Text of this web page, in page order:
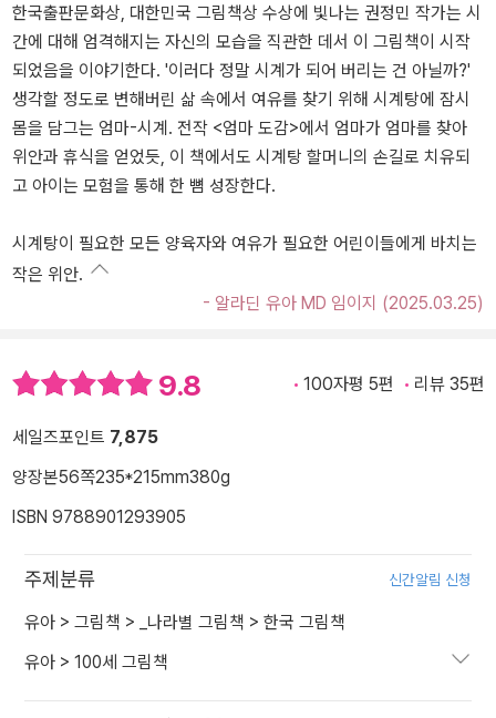
한국출판문화상, 대한민국 그림책상 수상에 빛나는 권정민 작가는 시
간에 대해 엄격해지는 자신의 모습을 직관한 데서 이 그림책이 시작
되었음을 이야기한다. '이러다 정말 시계가 되어 버리는 건 아닐까?'
생각할 정도로 변해버린 삶 속에서 여유를 찾기 위해 시계탕에 잠시
몸을 담그는 엄마-시계. 전작 <엄마 도감>에서 엄마가 엄마를 찾아
위안과 휴식을 얻었듯, 이 책에서도 시계탕 할머니의 손길로 치유되
고 아이는 모험을 통해 한 뼘 성장한다.
시계탕이 필요한 모든 양육자와 여유가 필요한 어린이들에게 바치는
작은 위안.
- 알라딘 유아 MD 임이지 (2025.03.25)
9.8 100자평 5편 리뷰 35편
세일즈포인트 7,875
양장본56쪽235*215mm380g
ISBN 9788901293905
주제분류 신간알림 신청
유아 > 그림책 > _나라별 그림책 > 한국 그림책
유아 > 100세 그림책